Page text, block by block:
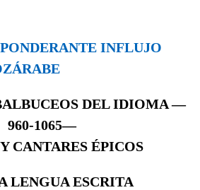
INFLUJO
DEL IDIOMA—
960-1065—
CANTARES ÉPICOS
LENGUA ESCRITA